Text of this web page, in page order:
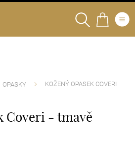
OPASKY KOŽENÝ OPASEK COVERI
Coveri - tmavě